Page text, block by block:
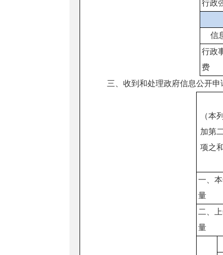
行政
信
行政
费
三、收到和处理政府信息公开申
（本
加第
项之和
一、
量
二、
量